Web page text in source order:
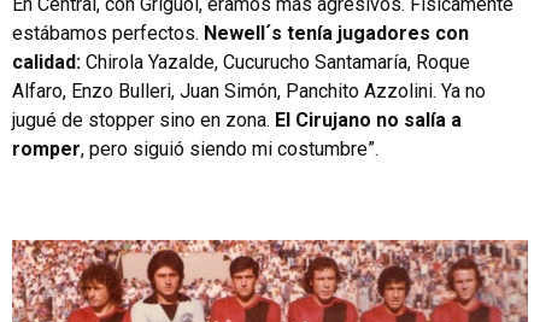
estábamos perfectos. Newell´s tenía jugadores con
calidad: Chirola Yazalde, Cucurucho Santamaría, Roque
Alfaro, Enzo Bulleri, Juan Simón, Panchito Azzolini. Ya no
jugué de stopper sino en zona. El Cirujano no salía a
romper, pero siguió siendo mi costumbre”.